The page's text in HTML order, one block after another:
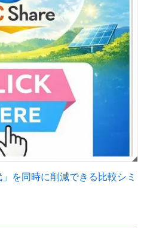
を同時に削減できる比較シミ